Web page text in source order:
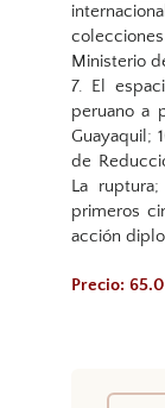
Ministerio
7. El
peruano a
Guayaquil;
de
La
primeros
acción
Precio: